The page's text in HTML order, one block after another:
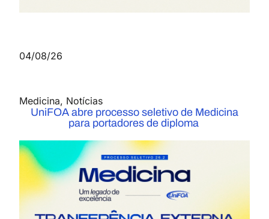
04/08/26
Medicina, Notícias
UniFOA abre processo seletivo de Medicina
para portadores de diploma